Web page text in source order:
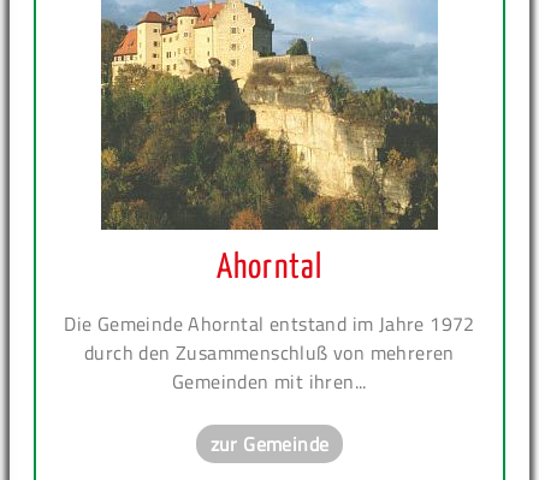
Ahorntal
Die Gemeinde Ahorntal entstand im Jahre 1972
durch den Zusammenschluß von mehreren
Gemeinden mit ihren...
zur Gemeinde